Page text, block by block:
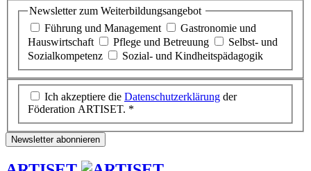
Newsletter zum Weiterbildungsangebot
Führung und Management
Gastronomie und
Hauswirtschaft
Pflege und Betreuung
Selbst- und
Sozialkompetenz
Sozial- und Kindheitspädagogik
Ich akzeptiere die Datenschutzerklärung der
Föderation ARTISET. *
Newsletter abonnieren